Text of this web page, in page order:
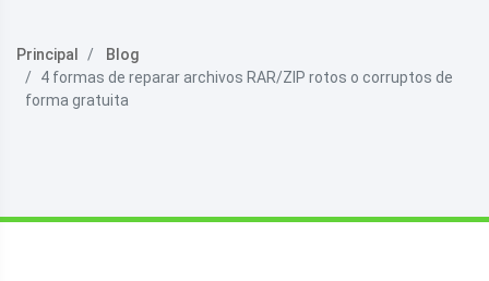
Principal
Blog
4 formas de reparar archivos RAR/ZIP rotos o corruptos de
forma gratuita